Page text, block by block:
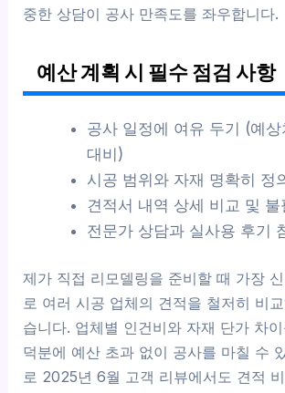
중한 상담이 공사 만족도를 좌우합니다.
예산 계획 시 필수 점검 사항
공사 일정에 여유 두기 (예
대비)
시공 범위와 자재 명확히 정
견적서 내역 상세 비교 및 불
전문가 상담과 실사용 후기
제가 직접 리모델링을 준비할 때 가장
로 여러 시공 업체의 견적을 철저히 비
습니다. 업체별 인건비와 자재 단가 차
덕분에 예산 초과 없이 공사를 마칠 수
로 2025년 6월 고객 리뷰에서도 견적